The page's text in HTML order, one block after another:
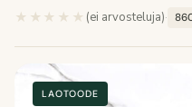
★★★★★ ★★★★★
(ei arvosteluja)·
LAOTOODE